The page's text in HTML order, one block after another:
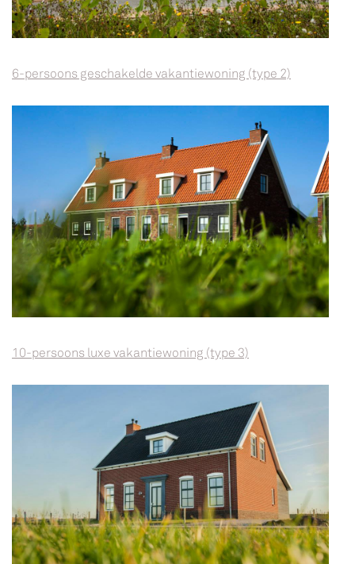
6-persoons geschakelde vakantiewoning (type 2)
10-persoons luxe vakantiewoning (type 3)